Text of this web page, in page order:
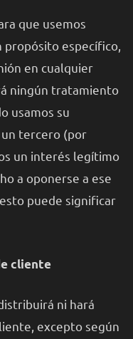
que usemos
específico,
en cualquier
ningún tratamiento
usamos su
tercero (por
un interés legítimo
a oponerse a ese
puede significar
cliente
ni hará
excepto según